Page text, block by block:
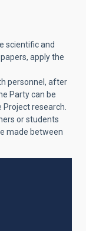
scientific and
apply the
personnel, after
Party can be
research.
or students
made between